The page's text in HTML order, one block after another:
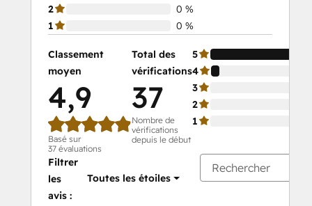
2
0 %
1
0 %
Classement
moyen
4,9
Basé sur
37 évaluations
Total des
vérifications
37
Nombre de
vérifications
depuis le début
5
4
3
2
1
Filtrer
les
avis :
Toutes les étoiles